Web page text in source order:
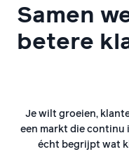
Samen
betere
Je wilt groeien,
een markt die continu
écht begrijpt wat